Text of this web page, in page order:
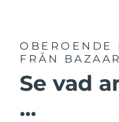
OBEROENDE
FRÅN
Se vad
...